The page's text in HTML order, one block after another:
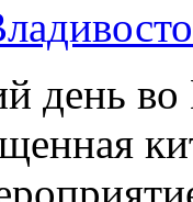
день во